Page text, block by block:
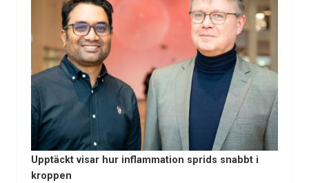
Upptäckt visar hur inflammation sprids snabbt i
kroppen